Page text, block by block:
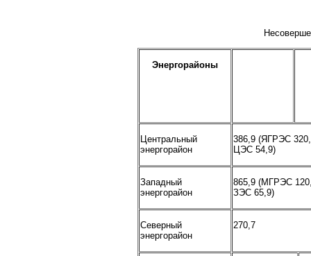
Энергорайоны
Центральный
энергорайон
386,9 (ЯГРЭС
ЦЭС 54,9)
Западный
энергорайон
865,9 (МГРЭС
ЗЭС 65,9)
Северный
энергорайон
270,7